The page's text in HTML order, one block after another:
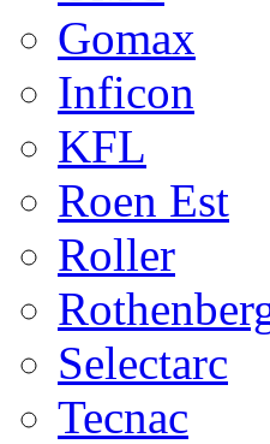
Gomax
Inficon
KFL
Roen Est
Roller
Selectarc
Tecnac